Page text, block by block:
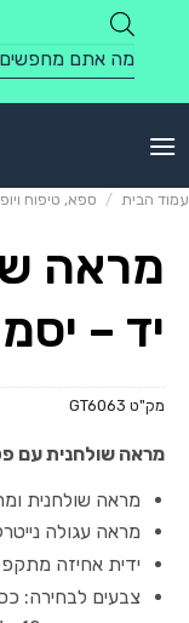
content
Products
search
עמוד הבית / ספא, טיפוח
מראה
יד –
מק"ט GT6063
מראה שולחנית עם
מראה שולחנית
מראה עגולה
ידית אחיזה
צבעים לבחירה: